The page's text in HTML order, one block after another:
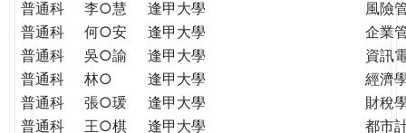
普通科
李○慧 逢甲大學
風險
普通科
何○安 逢甲大學
企業
普通科
吳○諭 逢甲大學
資訊
普通科
林○ 逢甲大學
經濟
普通科
張○瑗 逢甲大學
財稅
普通科
王○棋 逢甲大學
都市